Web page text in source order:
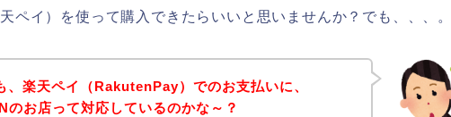
ペイ）を使って購入できたらいいと思いませんか？でも、、、。
、楽天ペイ（RakutenPay）でのお支払いに、
のお店って対応しているのかな～？